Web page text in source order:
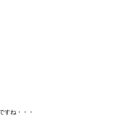
すね・・・